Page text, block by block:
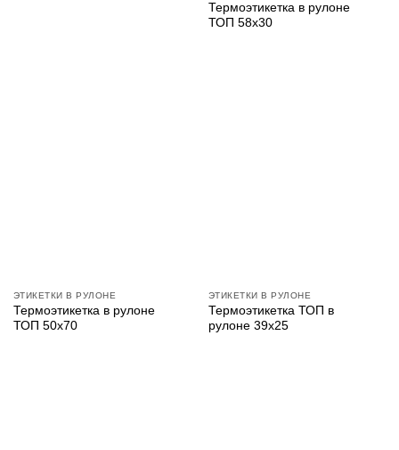
Термоэтикетка в рулоне
ТОП 58х30
ЭТИКЕТКИ В РУЛОНЕ
Термоэтикетка в рулоне
ТОП 50х70
ЭТИКЕТКИ В РУЛОНЕ
Термоэтикетка ТОП в
рулоне 39х25